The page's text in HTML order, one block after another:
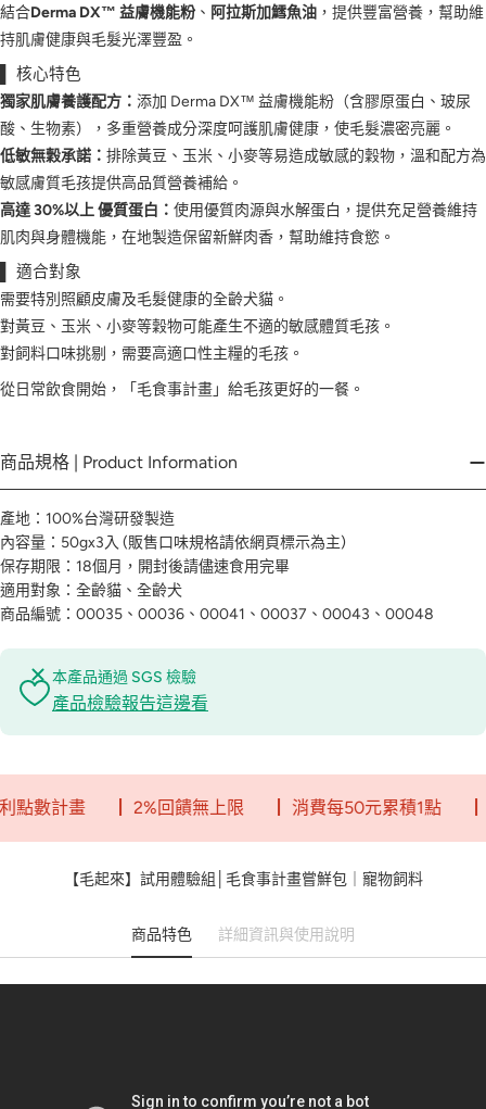
結合Derma DX™ 益膚機能粉、 阿拉斯加鱈魚油 ，提供豐富營養，幫助維
持肌膚健康與毛髮光澤豐盈。
▌ 核心特色
獨家肌膚養護配方： 添加 Derma DX™ 益膚機能粉（含膠原蛋白、玻尿
酸、生物素），多重營養成分深度呵護肌膚健康，使毛髮濃密亮麗。
低敏無穀承諾： 排除黃豆、玉米、小麥等易造成敏感的穀物，溫和配方為
敏感膚質毛孩提供高品質營養補給。
高達 30%以上 優質蛋白： 使用優質肉源與水解蛋白，提供充足營養維持
肌肉與身體機能，在地製造保留新鮮肉香，幫助維持食慾。
▌ 適合對象
需要特別照顧皮膚及毛髮健康的全齡犬貓。
對黃豆、玉米、小麥等穀物可能產生不適的敏感體質毛孩。
對飼料口味挑剔，需要高適口性主糧的毛孩。
從日常飲食開始，「毛食事計畫」給毛孩更好的一餐。
商品規格 | Product Information
產地：100%台灣研發製造
內容量：50gx3入 (販售口味規格請依網頁標示為主)
保存期限：18個月，開封後請儘速食用完畢
適用對象：全齡貓、全齡犬
商品編號：00035、00036、00041、00037、00043、00048
本產品通過 SGS 檢驗
產品檢驗報告這邊看
┃ 2%回饋無上限 ┃ 消費每50元累積1點 ┃ 一點就
【毛起來】試用體驗組│毛食事計畫嘗鮮包｜寵物飼料
商品特色 詳細資訊與使用說明